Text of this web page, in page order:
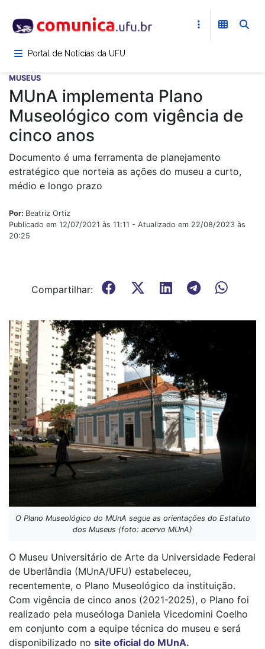
para
conteúdoPortal de Notícias da UFU
MUSEUS
MUnA implementa Plano
Museológico com vigência de
cinco anos
Documento é uma ferramenta de planejamento
estratégico que norteia as ações do museu a curto,
médio e longo prazo
Por: Beatriz Ortiz
Publicado em 12/07/2021 às 11:11 - Atualizado em 22/08/2023 às
20:25
Compartilhar:
O Plano Museológico do MUnA segue as orientações do Estatuto
dos Museus (foto: acervo MUnA)
O Museu Universitário de Arte da Universidade Federal
de Uberlândia (MUnA/UFU) estabeleceu,
recentemente, o Plano Museológico da instituição.
Com vigência de cinco anos (2021-2025), o Plano foi
realizado pela museóloga Daniela Vicedomini Coelho
em conjunto com a equipe técnica do museu e será
disponibilizado no site oficial do MUnA.